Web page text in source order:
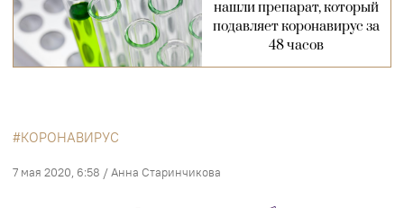
нашли препарат, который
подавляет коронавирус за
48 часов
КОРОНАВИРУС
7 мая 2020, 6:58 / Анна Старинчикова